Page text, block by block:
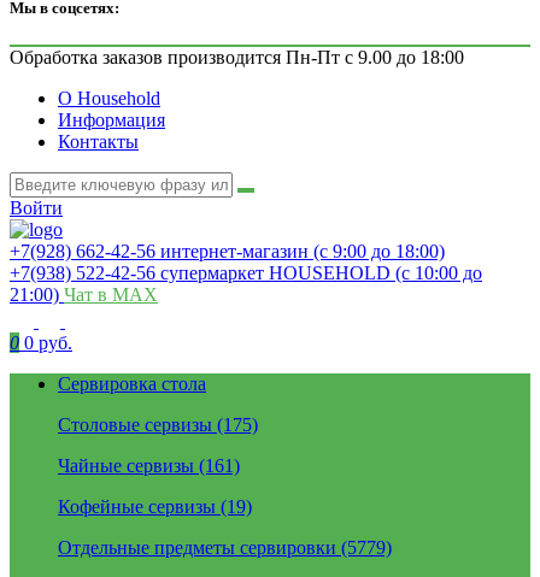
Мы в соцсетях:
Обработка заказов производится Пн-Пт с 9.00 до 18:00
О Household
Информация
Контакты
Войти
+7(928) 662-42-56 интернет-магазин (с 9:00 до 18:00)
+7(938) 522-42-56 супермаркет HOUSEHOLD (с 10:00 до
21:00) Чат в MAX
0 0 руб.
Сервировка стола
Столовые сервизы (175)
Чайные сервизы (161)
Кофейные сервизы (19)
Отдельные предметы сервировки (5779)